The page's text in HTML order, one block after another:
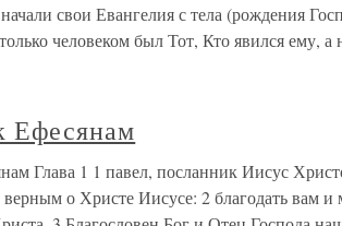
свои Евангелия с тела (рождения
человеком был Тот, Кто явился ему,
Ефесянам
Глава 1 1 павел, посланник Иисус
о Христе Иисусе: 2 благодать вам